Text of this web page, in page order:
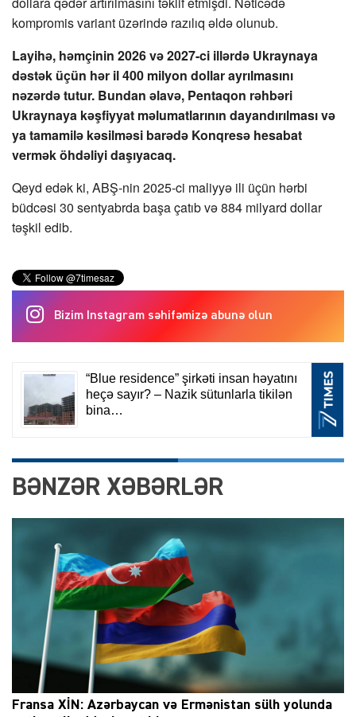
kompromis variant üzərində razılıq əldə olunub.
Layihə, həmçinin 2026 və 2027-ci illərdə Ukraynaya
dəstək üçün hər il 400 milyon dollar ayrılmasını
nəzərdə tutur. Bundan əlavə, Pentaqon rəhbəri
Ukraynaya kəşfiyyat məlumatlarının dayandırılması və
ya tamamilə kəsilməsi barədə Konqresə hesabat
vermək öhdəliyi daşıyacaq.
Qeyd edək ki, ABŞ-nin 2025-ci maliyyə ili üçün hərbi
büdcəsi 30 sentyabrda başa çatıb və 884 milyard dollar
təşkil edib.
Bizim Instagram səhifəmizə abunə olun
BƏNZƏR XƏBƏRLƏR
Fransa XİN: Azərbaycan və Ermənistan sülh yolunda